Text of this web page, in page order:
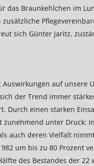
Braunkehlchen im
sich Günter Jaritz,
auf unsere
der Trend immer
Durch einen starken
unter Druck:
auch deren Vielfalt
um bis zu 80 Prozent
des Bestandes der